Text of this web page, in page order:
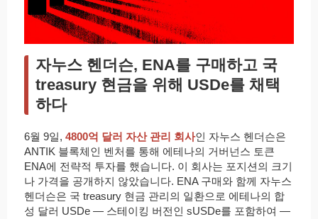
자누스 헨더슨, ENA를 구매하고 국
treasury 현금을 위해 USDe를 채택
하다
6월 9일, 4800억 달러 자산 관리 회사인 자누스 헨더슨은
ANTIK 블록체인 벤처를 통해 에테나의 거버넌스 토큰
ENA에 전략적 투자를 했습니다. 이 회사는 포지션의 크기
나 가격을 공개하지 않았습니다. ENA 구매와 함께 자누스
헨더슨은 국 treasury 현금 관리의 일환으로 에테나의 합
성 달러 USDe — 스테이킹 버전인 sUSDe를 포함하여 —